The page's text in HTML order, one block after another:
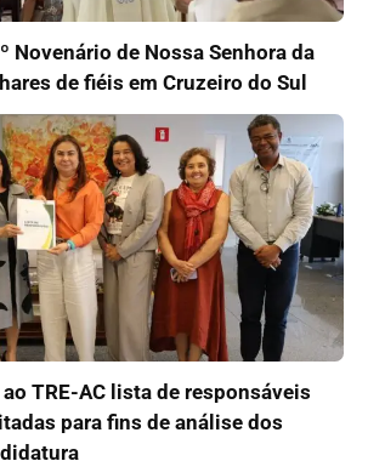
Novenário de Nossa Senhora da
de fiéis em Cruzeiro do Sul
TRE-AC lista de responsáveis
para fins de análise dos